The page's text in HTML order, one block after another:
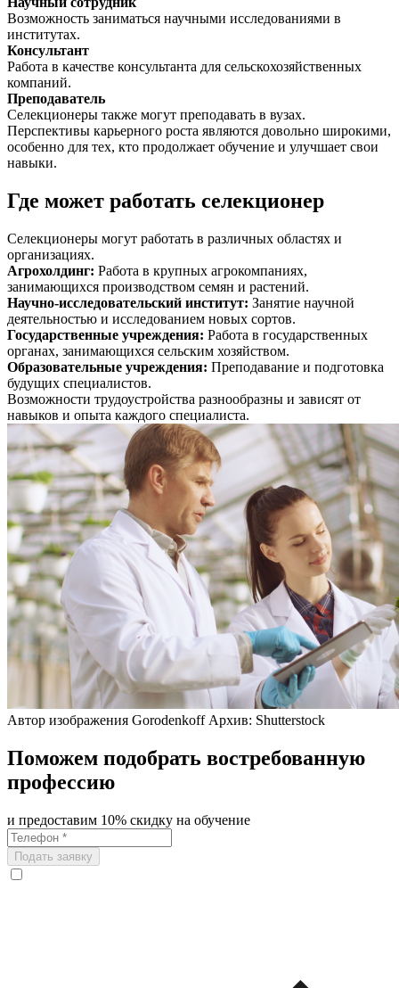
Возможность заниматься научными исследованиями в
институтах.
Консультант
Работа в качестве консультанта для сельскохозяйственных
компаний.
Преподаватель
Селекционеры также могут преподавать в вузах.
Перспективы карьерного роста являются довольно широкими,
особенно для тех, кто продолжает обучение и улучшает свои
навыки.
Где может работать селекционер
Селекционеры могут работать в различных областях и
организациях.
Агрохолдинг: Работа в крупных агрокомпаниях,
занимающихся производством семян и растений.
Научно-исследовательский институт: Занятие научной
деятельностью и исследованием новых сортов.
Государственные учреждения: Работа в государственных
органах, занимающихся сельским хозяйством.
Образовательные учреждения: Преподавание и подготовка
будущих специалистов.
Возможности трудоустройства разнообразны и зависят от
навыков и опыта каждого специалиста.
Автор изображения Gorodenkoff Архив: Shutterstock
Поможем подобрать востребованную
профессию
и предоставим 10% скидку на обучение
Подать заявку